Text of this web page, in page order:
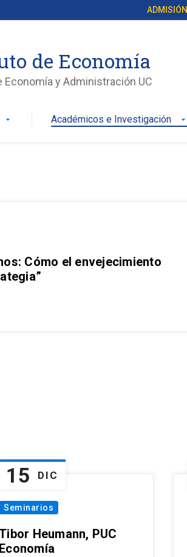
ADMISIÓN
de Economía
Economía y Administración UC
arrow_drop_down Académicos e Investigación arrow_drop_down
Cómo el envejecimiento
15 DIC
Seminarios
Heumann, PUC
Economía